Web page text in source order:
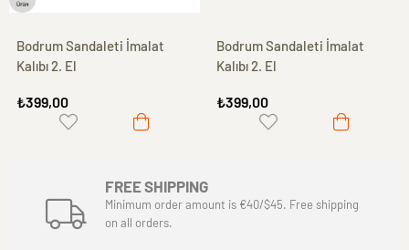
Bodrum Sandaleti İmalat
Kalıbı 2. El
₺399,00
Bodrum Sandaleti İmalat
Kalıbı 2. El
₺399,00
FREE SHIPPING
Minimum order amount is €40/$45. Free shipping
on all orders.